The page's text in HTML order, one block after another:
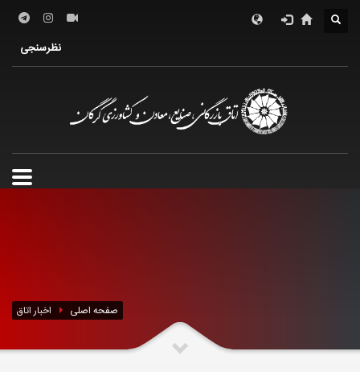
درباره اتاق
معرفی استان
نظرسنجی
اخبار اتاق صفحه اصلی